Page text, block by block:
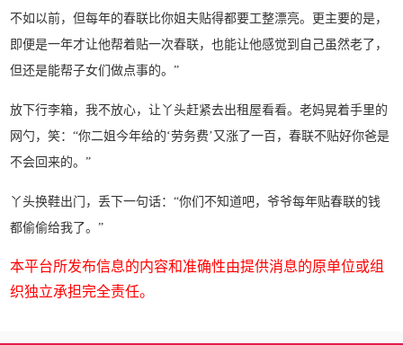
不如以前，但每年的春联比你姐夫贴得都要工整漂亮。更主要的是，
即便是一年才让他帮着贴一次春联，也能让他感觉到自己虽然老了，
但还是能帮子女们做点事的。”
放下行李箱，我不放心，让丫头赶紧去出租屋看看。老妈晃着手里的
网勺，笑：“你二姐今年给的‘劳务费’又涨了一百，春联不贴好你爸是
不会回来的。”
丫头换鞋出门，丢下一句话：“你们不知道吧，爷爷每年贴春联的钱
都偷偷给我了。”
本平台所发布信息的内容和准确性由提供消息的原单位或组
织独立承担完全责任。